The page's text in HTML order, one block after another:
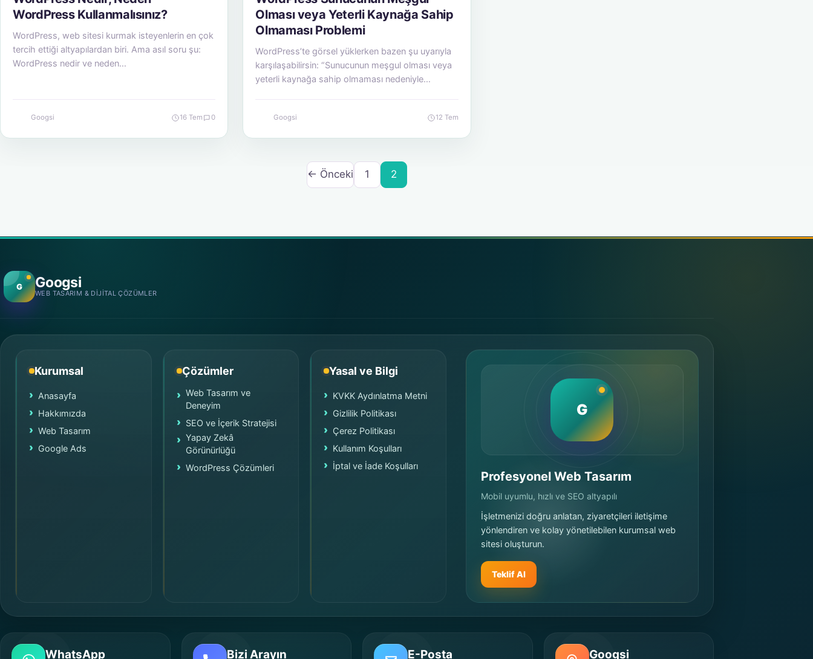
WordPress Kullanmalısınız?
WordPress, web sitesi kurmak isteyenlerin en çok
tercih ettiği altyapılardan biri. Ama asıl soru şu:
WordPress nedir ve neden…
Googsi 16 Tem 0
Olması veya Yeterli Kaynağa Sahip
Olmaması Problemi
WordPress’te görsel yüklerken bazen şu uyarıyla
karşılaşabilirsin: “Sunucunun meşgul olması veya
yeterli kaynağa sahip olmaması nedeniyle
Googsi 12 Tem
← Önceki 1 2
G Googsi
WEB TASARIM & DIJITAL ÇÖZÜMLER
Kurumsal
Anasayfa
Hakkımızda
Web Tasarım
Google Ads
Çözümler
Web Tasarım ve
Deneyim
SEO ve İçerik Stratejisi
Yapay Zekâ
Görünürlüğü
WordPress Çözümleri
Yasal ve Bilgi
KVKK Aydınlatma Metni
Gizlilik Politikası
Çerez Politikası
Kullanım Koşulları
İptal ve İade Koşulları
G
Profesyonel Web Tasarım
Mobil uyumlu, hızlı ve SEO altyapılı
İşletmenizi doğru anlatan, ziyaretçileri iletişime
yönlendiren ve kolay yönetilebilen kurumsal web
sitesi oluşturun.
Teklif Al
WhatsApp Bizi Arayın E-Posta Googsi